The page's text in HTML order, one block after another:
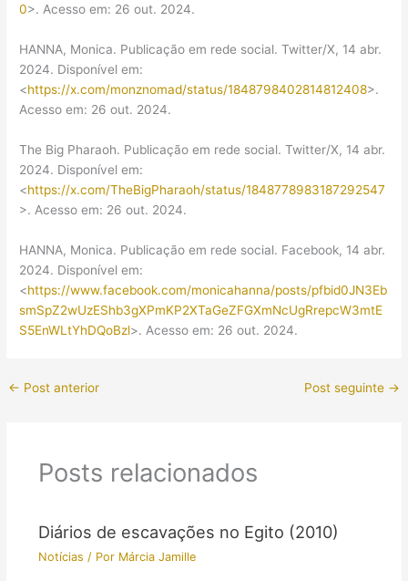
0>. Acesso em: 26 out. 2024.
HANNA, Monica. Publicação em rede social. Twitter/X, 14 abr.
2024. Disponível em:
<https://x.com/monznomad/status/1848798402814812408>.
Acesso em: 26 out. 2024.
The Big Pharaoh. Publicação em rede social. Twitter/X, 14 abr.
2024. Disponível em:
<https://x.com/TheBigPharaoh/status/1848778983187292547
>. Acesso em: 26 out. 2024.
HANNA, Monica. Publicação em rede social. Facebook, 14 abr.
2024. Disponível em:
<https://www.facebook.com/monicahanna/posts/pfbid0JN3Eb
smSpZ2wUzEShb3gXPmKP2XTaGeZFGXmNcUgRrepcW3mtE
S5EnWLtYhDQoBzl>. Acesso em: 26 out. 2024.
← Post anterior Post seguinte →
Posts relacionados
Diários de escavações no Egito (2010)
Notícias / Por Márcia Jamille